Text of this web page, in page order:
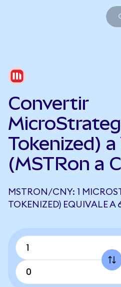
Convertir
Tokenized)
(MSTRon a
MSTRON/CNY: 1
TOKENIZED) EQUIVALE A